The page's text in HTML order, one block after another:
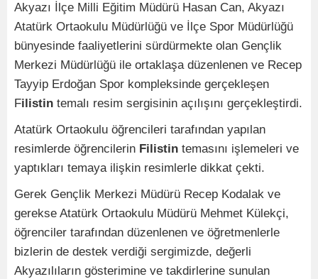
Akyazı İlçe Milli Eğitim Müdürü Hasan Can, Akyazı
Atatürk Ortaokulu Müdürlüğü ve İlçe Spor Müdürlüğü
bünyesinde faaliyetlerini sürdürmekte olan Gençlik
Merkezi Müdürlüğü ile ortaklaşa düzenlenen ve Recep
Tayyip Erdoğan Spor kompleksinde gerçekleşen
Filistin temalı resim sergisinin açılışını gerçekleştirdi.
Atatürk Ortaokulu öğrencileri tarafından yapılan
resimlerde öğrencilerin Filistin temasını işlemeleri ve
yaptıkları temaya ilişkin resimlerle dikkat çekti.
Gerek Gençlik Merkezi Müdürü Recep Kodalak ve
gerekse Atatürk Ortaokulu Müdürü Mehmet Külekçi,
öğrenciler tarafından düzenlenen ve öğretmenlerle
bizlerin de destek verdiği sergimizde, değerli
Akyazılıların gösterimine ve takdirlerine sunulan